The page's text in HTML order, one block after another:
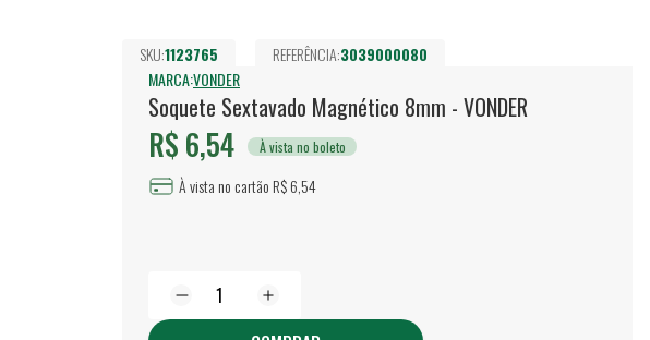
SKU:1123765 REFERÊNCIA:3039000080
MARCA:VONDER
Soquete Sextavado Magnético 8mm - VONDER
R$ 6,54 À vista no boleto
À vista no cartão R$ 6,54